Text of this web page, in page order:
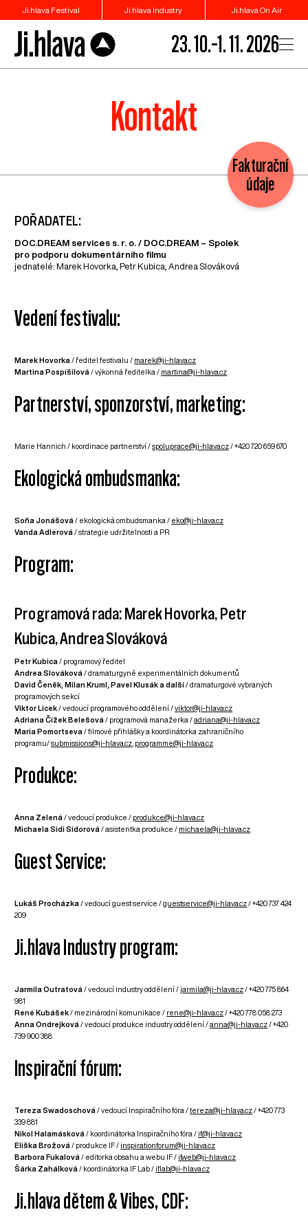
Ji.hlava Festival Ji.hlava Industry Ji.hlava On Air
23. 10.–1. 11. 2026
Kontakt
Fakturační
údaje
POŘADATEL:
DOC.DREAM services s. r. o. / DOC.DREAM – Spolek
pro podporu dokumentárního filmu
jednatelé: Marek Hovorka, Petr Kubica, Andrea Slováková
Vedení festivalu:
Marek Hovorka / ředitel festivalu / marek@ji-hlava.cz
Martina Pospíšilová / výkonná ředitelka / martina@ji-hlava.cz
Partnerství, sponzorství, marketing:
Marie Hannich / koordinace partnerství /spoluprace@ji-hlava.cz / +420 720 659 670
Ekologická ombudsmanka:
Soňa Jonášová/ ekologická ombudsmanka / eko@ji-hlava.cz
Vanda Adlerová / strategie udržitelnosti a PR
Program:
Programová rada: Marek Hovorka, Petr
Kubica, Andrea Slováková
Petr Kubica / programový ředitel
Andrea Slováková / dramaturgyně experimentálních dokumentů
David Čeněk, Milan Kruml, Pavel Klusák a další / dramaturgové vybraných
programových sekcí
Viktor Licek / vedoucí programového oddělení /viktor@ji-hlava.cz
Adriana Čížek Belešová / programová manažerka /adriana@ji-hlava.cz
Maria Pomortseva / filmové přihlášky a koordinátorka zahraničního
programu/submissions@ji-hlava.cz programme@ji-hlava.cz
Produkce:
Anna Zelená / vedoucí produkce / produkce@ji-hlava.cz
Michaela Sidi Sidorová / asistentka produkce / michaela@ji-hlava.cz
Guest Service:
Lukáš Procházka / vedoucí guest service /guestservice@ji-hlava.cz / +420 737 424
209
Ji.hlava Industry program:
Jarmila Outratová / vedoucí industry oddělení / jarmila@ji-hlava.cz / +420 775 864
981
René Kubášek / mezinárodní komunikace / rene@ji-hlava.cz / +420 778 058 273
Anna Ondrejková / vedoucí produkce industry oddělení /anna@ji-hlava.cz / +420
739 900 388
Inspirační fórum:
Tereza Swadoschová / vedoucí Inspiračního fóra /tereza@ji-hlava.cz / +420 773
339 881
Nikol Halamásková / koordinátorka Inspiračního fóra / if@ji-hlava.cz
Eliška Brožová / produkce IF / inspirationforum@ji-hlava.cz
Barbora Fukalová / editorka obsahu a webu IF / if.web@ji-hlava.cz
Šárka Zahálková / koordinátorka IF Lab / iflab@ji-hlava.cz
Ji.hlava dětem & Vibes, CDF: